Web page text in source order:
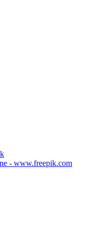
- www.freepik.com